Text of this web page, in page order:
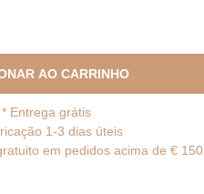
AO CARRINHO
* Entrega grátis
1-3 dias úteis
em pedidos acima de € 150